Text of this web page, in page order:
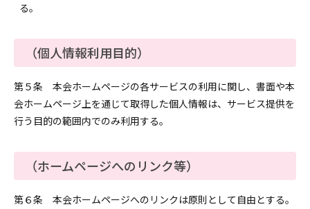
る。
（個人情報利用目的）
第５条 本会ホームページの各サービスの利用に関し、書面や本
会ホームページ上を通じて取得した個人情報は、サービス提供を
行う目的の範囲内でのみ利用する。
（ホームページへのリンク等）
第６条 本会ホームページへのリンクは原則として自由とする。